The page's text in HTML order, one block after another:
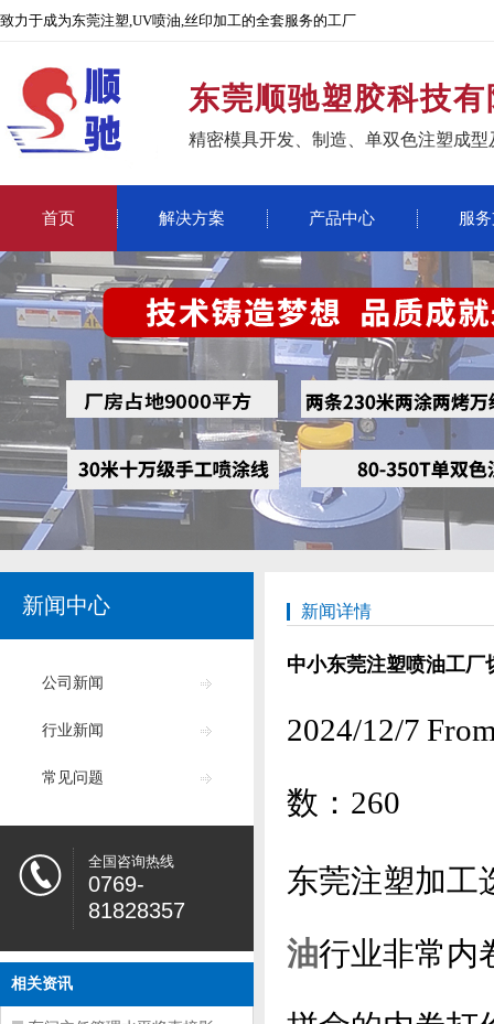
致力于成为东莞注塑,UV喷油,丝印加工的全套服务的工厂
东莞顺驰塑胶科技
精密模具开发、制造、单双色注塑成
首页 解决方案 产品中心 服
新闻中心
公司新闻
行业新闻
常见问题
全国咨询热线
0769-
81828357
相关资讯
新闻详情
中小东莞注塑喷油工
2024/12/7
数： 260
东莞注塑加工
油行业非常内